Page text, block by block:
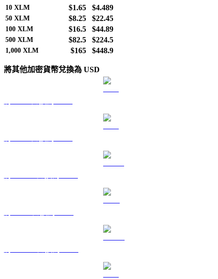
10 XLM $1.65 $4.489
50 XLM $8.25 $22.45
100 XLM $16.5 $44.89
500 XLM $82.5 $224.5
1,000 XLM $165 $448.9
將其他加密貨幣兌換為 USD